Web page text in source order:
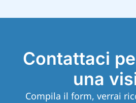
Contattaci
una
Compila il form, verrai